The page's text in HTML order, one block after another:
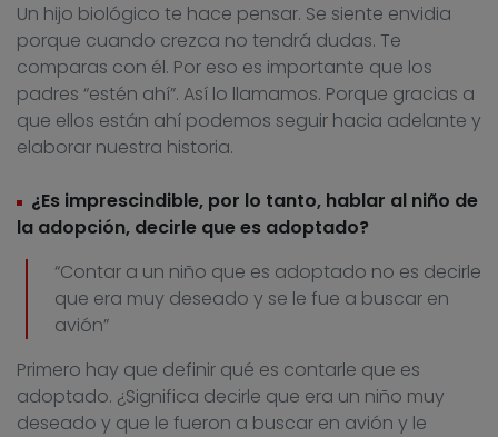
Un hijo biológico te hace pensar. Se siente envidia
porque cuando crezca no tendrá dudas. Te
comparas con él. Por eso es importante que los
padres “estén ahí”. Así lo llamamos. Porque gracias a
que ellos están ahí podemos seguir hacia adelante y
elaborar nuestra historia.
¿Es imprescindible, por lo tanto, hablar al niño de
la adopción, decirle que es adoptado?
“Contar a un niño que es adoptado no es decirle
que era muy deseado y se le fue a buscar en
avión”
Primero hay que definir qué es contarle que es
adoptado. ¿Significa decirle que era un niño muy
deseado y que le fueron a buscar en avión y le